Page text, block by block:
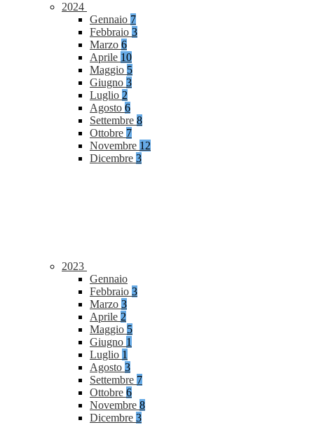
2024
Gennaio 7
Febbraio 3
Marzo 6
Aprile 10
Maggio 5
Giugno 3
Luglio 2
Agosto 6
Settembre 8
Ottobre 7
Novembre 12
Dicembre 3
2023
Gennaio
Febbraio 3
Marzo 3
Aprile 2
Maggio 5
Giugno 1
Luglio 1
Agosto 3
Settembre 7
Ottobre 6
Novembre 8
Dicembre 3